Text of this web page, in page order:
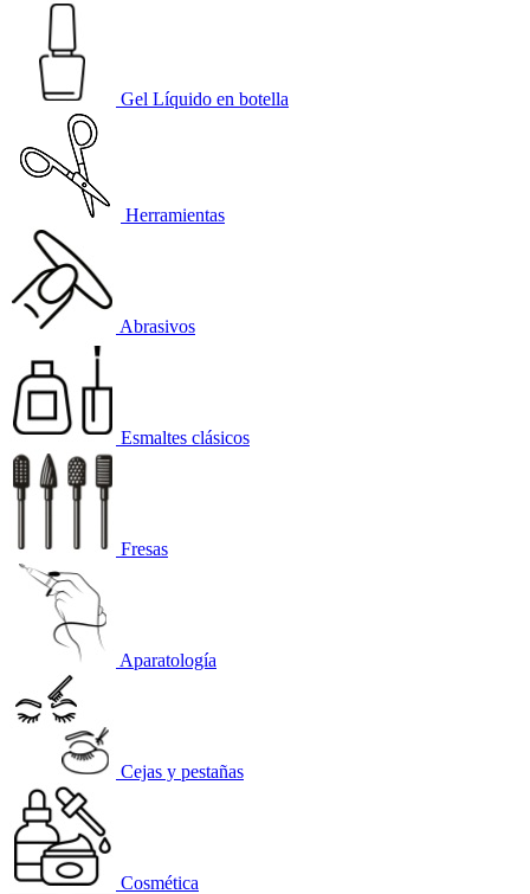
Gel Líquido en botella
Herramientas
Abrasivos
Esmaltes clásicos
Fresas
Aparatología
Cejas y pestañas
Cosmética